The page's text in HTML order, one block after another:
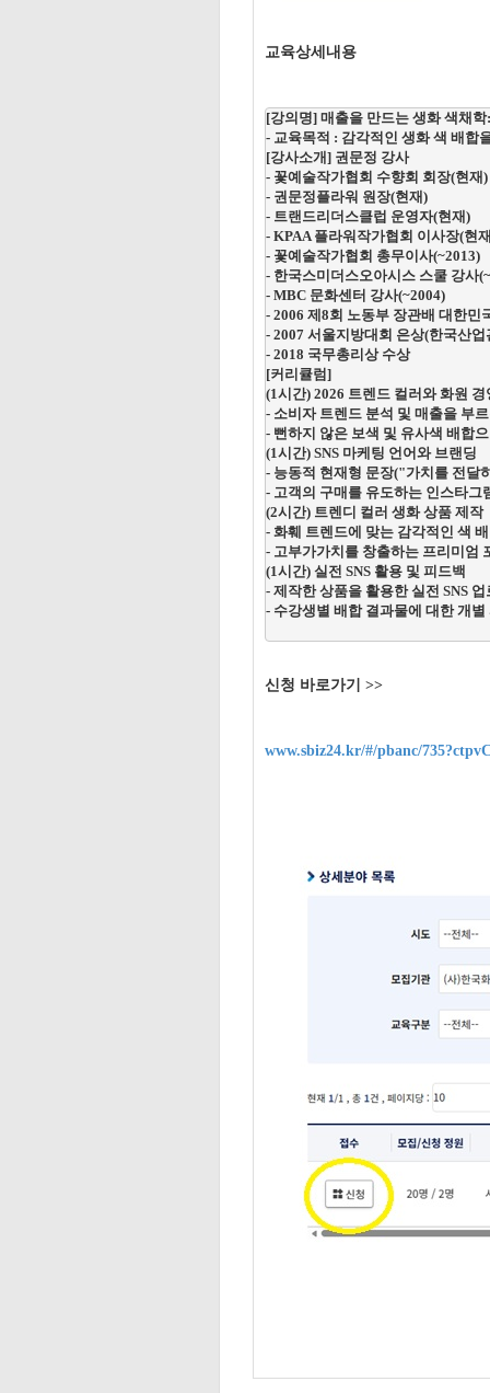
교육상세내용
[강의명] 매출을 만드는 생화 색채
- 교육목적 : 감각적인 생화 색 배합
[강사소개] 권문정 강사
- 꽃예술작가협회 수향회 회장(현재)
- 권문정플라워 원장(현재)
- 트랜드리더스클럽 운영자(현재)
- KPAA 플라워작가협회 이사장(현
- 꽃예술작가협회 총무이사(~2013)
- 한국스미더스오아시스 스쿨 강사
- MBC 문화센터 강사(~2004)
- 2006 제8회 노동부 장관배 대한민
- 2007 서울지방대회 은상(한국산업
- 2018 국무총리상 수상
[커리큘럼]
(1시간) 2026 트렌드 컬러와 화원 경
- 소비자 트렌드 분석 및 매출을 부
- 뻔하지 않은 보색 및 유사색 배합
(1시간) SNS 마케팅 언어와 브랜딩
- 능동적 현재형 문장("가치를 전달
- 고객의 구매를 유도하는 인스타그
(2시간) 트렌디 컬러 생화 상품 제작
- 화훼 트렌드에 맞는 감각적인 색
- 고부가가치를 창출하는 프리미엄
(1시간) 실전 SNS 활용 및 피드백
- 제작한 상품을 활용한 실전 SNS
- 수강생별 배합 결과물에 대한 개
신청 바로가기 >>
www.sbiz24.kr/#/pbanc/